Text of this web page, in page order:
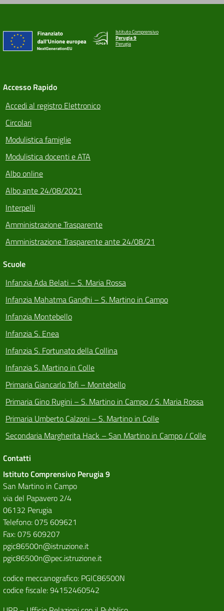
Istituto Comprensivo
Perugia 9
Perugia
Accesso Rapido
Accedi al registro Elettronico
Circolari
Modulistica famiglie
Modulistica docenti e ATA
Albo online
Albo ante 24/08/2021
Interpelli
Amministrazione Trasparente
Amministrazione Trasparente ante 24/08/21
Scuole
Infanzia Ada Belati – S. Maria Rossa
Infanzia Mahatma Gandhi – S. Martino in Campo
Infanzia Montebello
Infanzia S. Enea
Infanzia S. Fortunato della Collina
Infanzia S. Martino in Colle
Primaria Giancarlo Tofi – Montebello
Primaria Gino Rugini – S. Martino in Campo / S. Maria Rossa
Primaria Umberto Calzoni – S. Martino in Colle
Secondaria Margherita Hack – San Martino in Campo / Colle
Contatti
Istituto Comprensivo Perugia 9
San Martino in Campo
via del Papavero 2/4
06132 Perugia
Telefono: 075 609621
Fax: 075 609207
pgic86500n@istruzione.it
pgic86500n@pec.istruzione.it
codice meccanografico: PGIC86500N
codice fiscale: 94152460542